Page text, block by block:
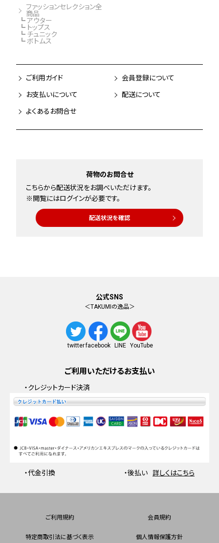
ファッションセレクション全
商品
┗ アウター
┗ トップス
┗ チュニック
┗ ボトムス
ご利用ガイド 会員登録について
お支払いについて 配送について
よくあるお問合せ
荷物のお問合せ
こちらから配送状況をお調べいただけます。
※閲覧にはログインが必要です。
配送状況を確認
公式SNS
＜TAKUMIの逸品＞
twitterfacebook LINE YouTube
ご利用いただけるお支払い
・クレジットカード決済
・代金引換 ・後払い 詳しくはこちら
ご利用規約 会員規約
特定商取引法に基づく表示 個人情報保護方針